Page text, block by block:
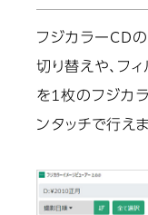
フジカラーCD
切り替えや、フ
を1枚のフジカ
ンタッチで行えま